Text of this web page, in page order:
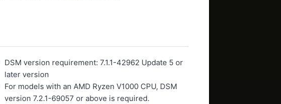
DSM version requirement: 7.1.1-42962 Update 5 or
later version
For models with an AMD Ryzen V1000 CPU, DSM
version 7.2.1-69057 or above is required.